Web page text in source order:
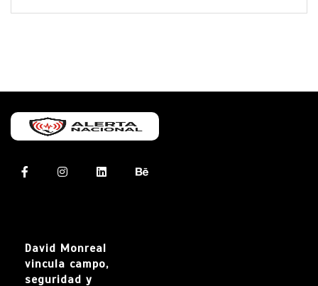
David Monreal
vincula campo,
seguridad y